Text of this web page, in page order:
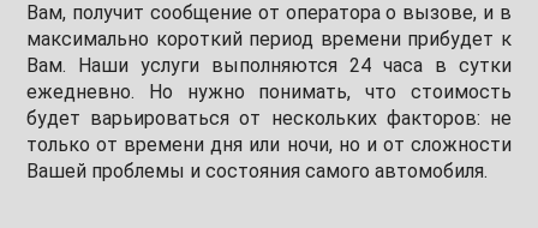
Вам, получит сообщение от оператора о вызове, и в
максимально короткий период времени прибудет к
Вам. Наши услуги выполняются 24 часа в сутки
ежедневно. Но нужно понимать, что стоимость
будет варьироваться от нескольких факторов: не
только от времени дня или ночи, но и от сложности
Вашей проблемы и состояния самого автомобиля.